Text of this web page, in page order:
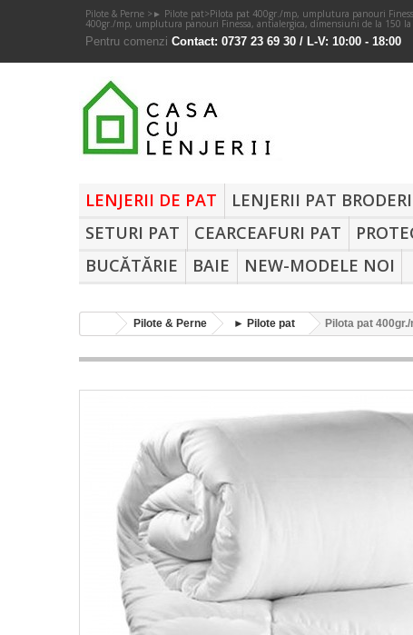
Pilote & Perne > ► Pilote pat>Pilota pat 400gr./mp, umplutura panouri
400gr./mp, umplutura panouri Finessa, antialergica, dimensiuni de la 150
Pentru comenzi Contact: 0737 23 69 30 / L-V: 10:00 - 18:00
LENJERII DE PAT LENJERII PAT
SETURI PAT
CEARCEAFURI PAT
BUCĂTĂRIE
BAIE NEW-MODELE NOI
Pilote & Perne ► Pilote pat Pilota pat